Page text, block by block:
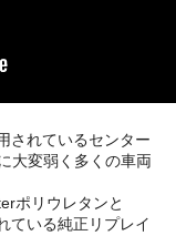
されているセンター
大変弱く多くの車両
ポリウレタンと
ている純正リプレイ